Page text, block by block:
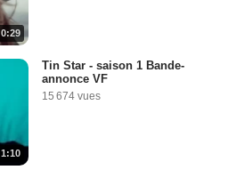
0:29
1:10
Tin Star - saison 1 Bande-
annonce VF
15 674 vues